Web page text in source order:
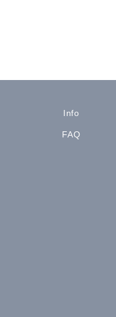
Info
FAQ